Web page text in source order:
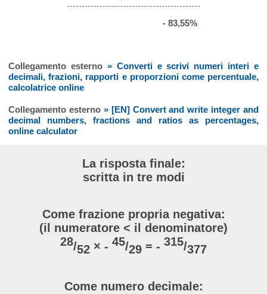
- 83,55%
Collegamento esterno » Converti e scrivi numeri interi e
decimali, frazioni, rapporti e proporzioni come percentuale,
calcolatrice online
Collegamento esterno » [EN] Convert and write integer and
decimal numbers, fractions and ratios as percentages,
online calculator
La risposta finale:
scritta in tre modi
Come frazione propria negativa:
(il numeratore < il denominatore)
28/52 × - 45/29 = - 315/377
Come numero decimale: